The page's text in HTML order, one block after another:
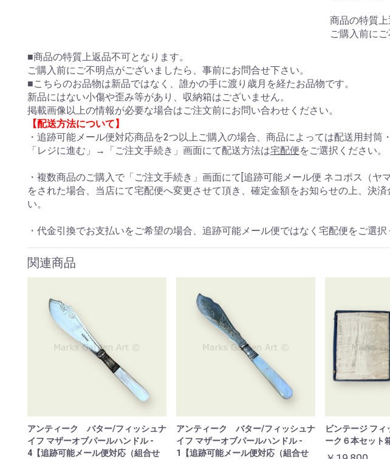
商品の特質上
ご購入前に
■商品の特質上返品不可となります。
ご購入前にご不明点がございましたら、事前にお問合せ下さい。
■こちらのお品物は新品ではなく、誰かの手に渡り歳月を経たお品物です。
新品にはない小傷や歪み等があり、収納箱はございません。
掲載画像以上の情報が必要な場合はご注文前にお問い合わせください。
【配送方法について】
・追跡可能メール便対応商品を2つ以上ご購入の場合、商品によっては配送用封
「レジに進む」→「ご注文手続き」画面にて配送方法は宅配便をご選択ください。
・複数商品のご購入で「ご注文手続き」画面にて[追跡可能メール便 ネコポス（
をされた場合、当店にて宅配便へ変更させて頂き、確定金額をお知らせの上、決
い。
・代金引換でお支払いをご希望の場合、追跡可能メール便ではなく宅配便をご選択
関連商品
アンティーク バター/フィッシュナ
イフ マザーオブパールハンドル -
4【追跡可能メール便対応（組合せ
アンティーク バター/フィッシュナ
イフ マザーオブパールハンドル -
1【追跡可能メール便対応（組合せ
ビンテージ フィ
ーク６本セット